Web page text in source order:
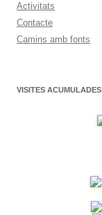
Activitats
Contacte
Camins amb fonts
VISITES ACUMULADES